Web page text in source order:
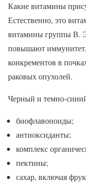
Какие витамины
Естественно, это
витамины группы В.
повышают
конкрементов в
раковых опухолей.
Черный и темно-
биофлавоноиды;
антиоксиданты;
комплекс
пектины;
сахар, включая